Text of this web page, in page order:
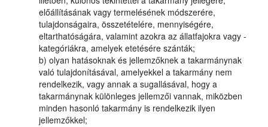
előállításának vagy termelésének módszerére,
tulajdonságaira, összetételére, mennyiségére,
eltarthatóságára, valamint azokra az állatfajokra vagy -
kategóriákra, amelyek etetésére szánták;
b) olyan hatásoknak és jellemzőknek a takarmánynak
való tulajdonításával, amelyekkel a takarmány nem
rendelkezik, vagy annak a sugallásával, hogy a
takarmánynak különleges jellemzői vannak, miközben
minden hasonló takarmány is rendelkezik ilyen
jellemzőkkel;